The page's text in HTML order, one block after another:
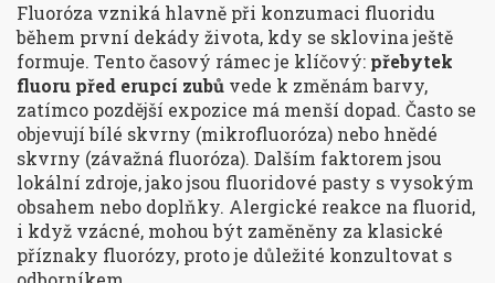
Fluoróza vzniká hlavně při konzumaci fluoridu
během první dekády života, kdy se sklovina ještě
formuje. Tento časový rámec je klíčový: přebytek
fluoru před erupcí zubů vede k změnám barvy,
zatímco pozdější expozice má menší dopad. Často se
objevují bílé skvrny (mikrofluoróza) nebo hnědé
skvrny (závažná fluoróza). Dalším faktorem jsou
lokální zdroje, jako jsou fluoridové pasty s vysokým
obsahem nebo doplňky. Alergické reakce na fluorid,
i když vzácné, mohou být zaměněny za klasické
příznaky fluorózy, proto je důležité konzultovat s